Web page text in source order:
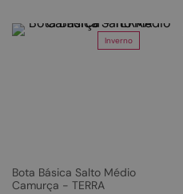
Inverno
Bota Básica Salto Médio
Camurça - TERRA